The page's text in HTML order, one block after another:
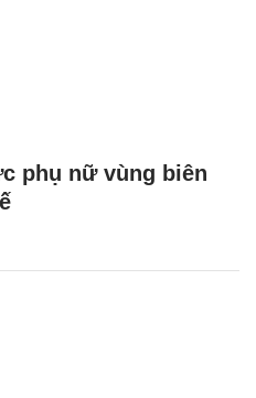
phụ nữ vùng biên